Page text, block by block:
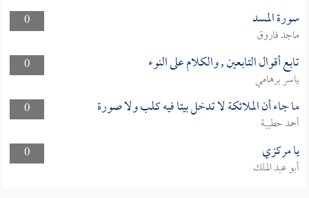
0
سورة المسد
ماجد فاروق
0
تابع أقوال التابعين , والكلام على النوء
ياسر برهامي
0
ما جاء أن الملائكة لا تدخل بيتا فيه كلب ولا صورة
أحمد حطيبة
0
يا مركزي
أبو عبد الملك